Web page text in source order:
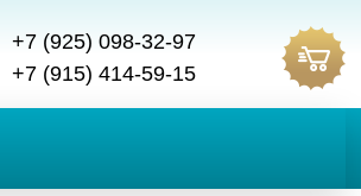
+7 (925) 098-32-97
+7 (915) 414-59-15